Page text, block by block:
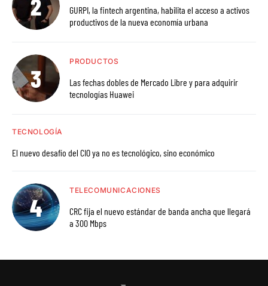
GURPI, la fintech argentina, habilita el acceso a activos
productivos de la nueva economía urbana
PRODUCTOS
Las fechas dobles de Mercado Libre y para adquirir
tecnologías Huawei
TECNOLOGÍA
El nuevo desafío del CIO ya no es tecnológico, sino económico
TELECOMUNICACIONES
CRC fija el nuevo estándar de banda ancha que llegará
a 300 Mbps